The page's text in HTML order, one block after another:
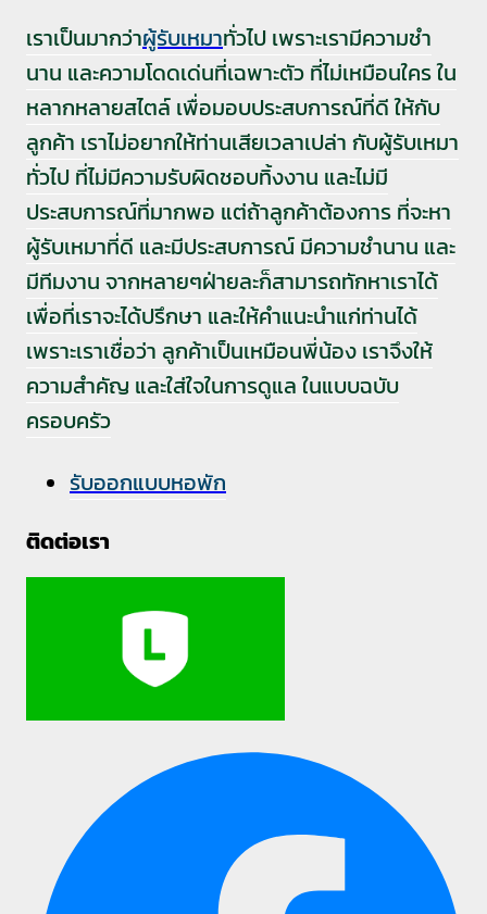
เราเป็นมากว่าผู้รับเหมาทั่วไป เพราะเรามีความชำ
นาน และความโดดเด่นที่เฉพาะตัว ที่ไม่เหมือนใคร ใน
หลากหลายสไตล์ เพื่อมอบประสบการณ์ที่ดี ให้กับ
ลูกค้า เราไม่อยากให้ท่านเสียเวลาเปล่า กับผู้รับเหมา
ทั่วไป ที่ไม่มีความรับผิดชอบทิ้งงาน และไม่มี
ประสบการณ์ที่มากพอ แต่ถ้าลูกค้าต้องการ ที่จะหา
ผู้รับเหมาที่ดี และมีประสบการณ์ มีความชำนาน และ
มีทีมงาน จากหลายๆฝ่ายละก็สามารถทักหาเราได้
เพื่อที่เราจะได้ปรึกษา และให้คำแนะนำแก่ท่านได้
เพราะเราเชื่อว่า ลูกค้าเป็นเหมือนพี่น้อง เราจึงให้
ความสำคัญ และใส่ใจในการดูแล ในแบบฉบับ
ครอบครัว
รับออกแบบหอพัก
ติดต่อเรา⁣